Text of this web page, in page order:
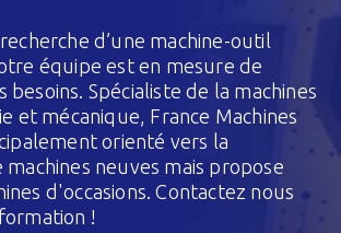
d’une machine-outil
équipe est en mesure de
besoins. Spécialiste de la machines
et mécanique, France Machines
orienté vers la
neuves mais propose
d'occasions. Contactez nous
!